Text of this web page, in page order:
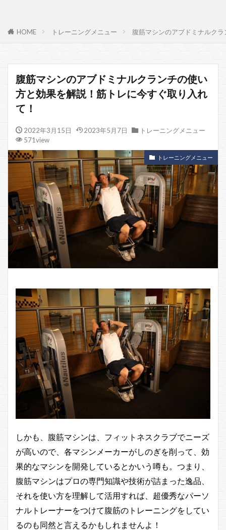
HOME トレーニングメニュー 腹筋マシンのアブドミナルク
腹筋マシンのアブドミナルクランチの使い
方と効果を解説！筋トレに今すぐ取り入れ
て！
2022年3月15日 2023年5月7日
トレーニングメニュー
571view
トレーニングメニュー
しかも、腹筋マシンは、フィットネスクラブでニーズ
が高いので、各マシンメーカーがしのぎを削って、効
果的なマシンを開発しているとかいう噂も。つまり、
腹筋マシンはプロの専門知識や技術が詰まった逸品、
それを使い方を理解して活用すれば、超優秀なパーソ
ナルトレーナーをつけて腹筋のトレーニングをしてい
るのも同然と言えるかもしれませんよ！